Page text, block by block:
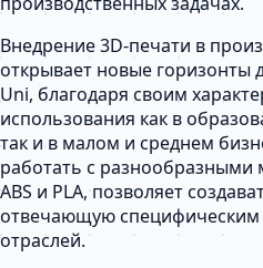
Внедрение 3D-печати в
открывает новые горизонты
Uni, благодаря своим
использования как в
так и в малом и среднем
работать с разнообразными
ABS и PLA, позволяет
отвечающую
отраслей.